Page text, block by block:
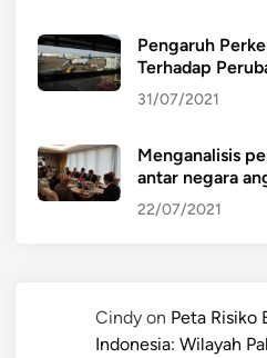
Pengaruh
Terhadap
31/07/2021
Menganalisis
antar negara
22/07/2021
Cindy on Peta Risiko
Indonesia: Wilayah